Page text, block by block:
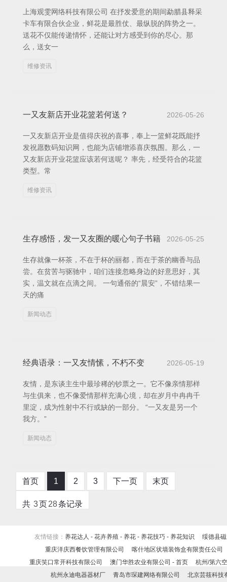
上海观雯网络科技有限公司 在抒发爱意的期间勐腊县释采
卡车有限合伙企业，鲜花是最胜仗、最纵脱的阵势之一。
送花不仅能传递情怀，还能让对方感受到你的尽心。那
么，送女一
维修资讯
一又友新店开业花篮若何送？ 2026-05-26
一又友新店开业是值得庆祝的喜事，奉上一篮鲜花既能抒
发祝愿数码知识网，也能为店铺增添喜庆氛围。那么，一
又友新店开业花篮应该若何送呢？ 率先，经受符合的花篮
类型。常
维修资讯
生存感悟，发一又友圈的暖心句子书籍 2026-05-25
生存就像一杯茶，不在于杯的丽都，而在于茶的幽香与品
尝。在贫苦与驱驰中，咱们连接忽略身边的好意思好，其
实，温文就在点滴之间。 一句通俗的“晨安”，不错结果一
天的痛
新闻动态
经典语录：一又友情愫，不朽不变 2026-05-19
友情，是东谈主生中最珍稀的钞票之一。它不像亲情那样
与生俱来，也不像爱情那样充满心境，却在岁月中冉冉千
里淀，成为性射中不行或缺的一部分。 “一又友是另一个
我方。”
新闻动态
首页 1 2 3 下一页 末页
共 3页28条记录
友情链接： 养花达人 - 花卉养殖 - 养花 - 养花技巧 - 养花知识
绥德县
重庆洋庆西餐饮管理有限公司
喀什地区状墙装饰盒有限责任公司
重庆笑口常开科技有限公司
澳门华胜农业有限公司 - 首页
杭州/第六
杭州永迪电器器材厂
青岛市琛建网络有限公司 北京芸筱科技